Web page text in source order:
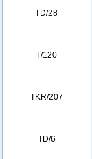
TD/28
T/120
TKR/207
TD/6